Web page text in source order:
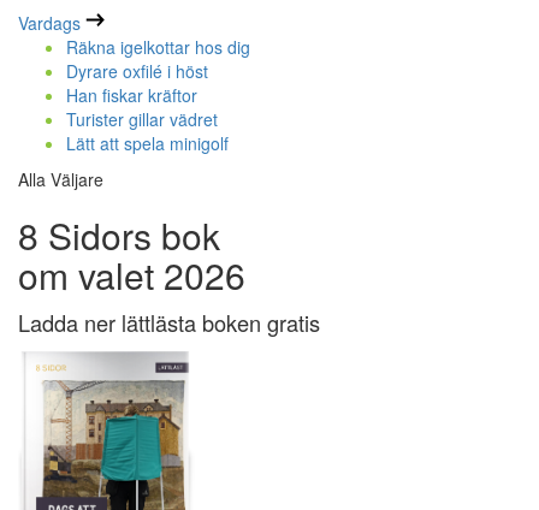
Vardags
Räkna igelkottar hos dig
Dyrare oxfilé i höst
Han fiskar kräftor
Turister gillar vädret
Lätt att spela minigolf
Alla Väljare
8 Sidors bok
om valet 2026
Ladda ner lättlästa boken gratis